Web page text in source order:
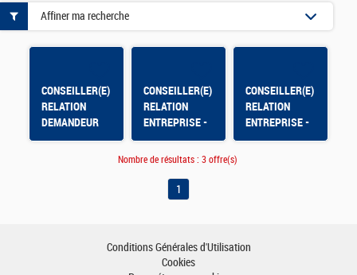
CONSEILLER(E)
RELATION
DEMANDEUR
D'EMPLOI - CDD
CONSEILLER(E)
RELATION
ENTREPRISE -
SABLE SUR
SARTHE (72) -
CONSEILLER(E)
RELATION
ENTREPRISE -
LA FERTE
Affiner ma recherche
Nombre de résultats : 3 offre(s)
1
Conditions Générales d'Utilisation
Cookies